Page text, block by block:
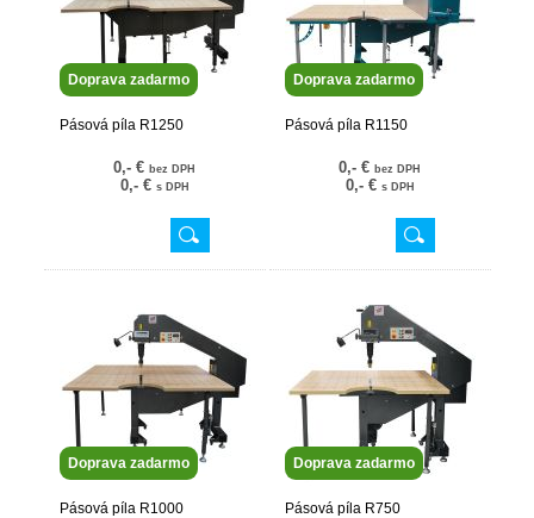
Doprava zadarmo
Pásová píla R1250
0,- € bez DPH
0,- € s DPH
Doprava zadarmo
Pásová píla R1150
0,- € bez DPH
0,- € s DPH
Doprava zadarmo
Pásová píla R1000
Doprava zadarmo
Pásová píla R750